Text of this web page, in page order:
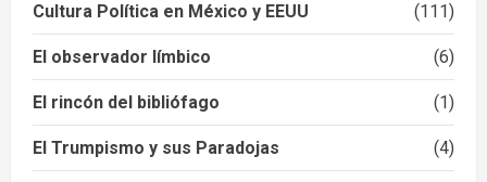
Cultura Política en México y EEUU (111)
El observador límbico (6)
El rincón del bibliófago (1)
El Trumpismo y sus Paradojas (4)